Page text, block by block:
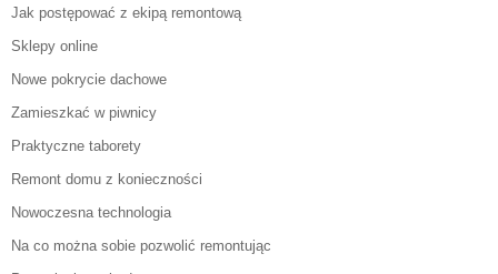
Jak postępować z ekipą remontową
Sklepy online
Nowe pokrycie dachowe
Zamieszkać w piwnicy
Praktyczne taborety
Remont domu z konieczności
Nowoczesna technologia
Na co można sobie pozwolić remontując